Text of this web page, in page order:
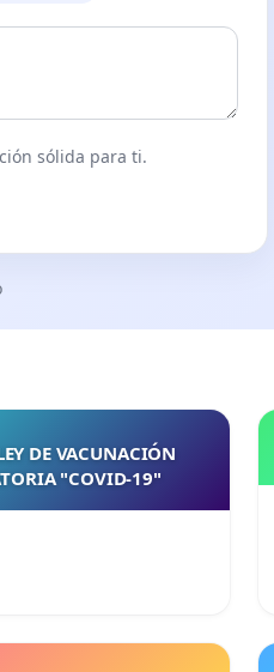
sólida para ti.
DE VACUNACIÓN
"COVID-19"